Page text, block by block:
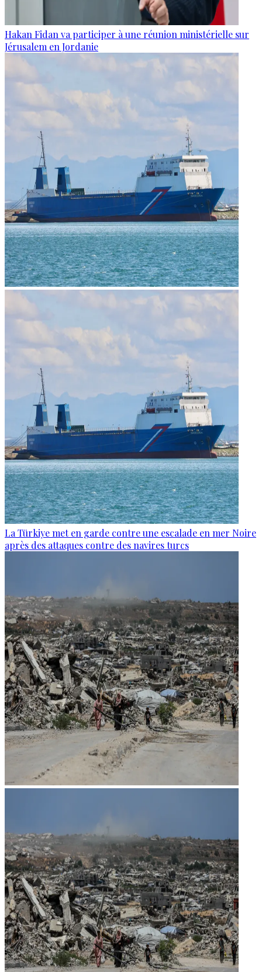
Hakan Fidan va participer à une réunion ministérielle sur
Jérusalem en Jordanie
La Türkiye met en garde contre une escalade en mer Noire
après des attaques contre des navires turcs